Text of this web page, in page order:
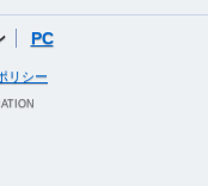
PC
リシー